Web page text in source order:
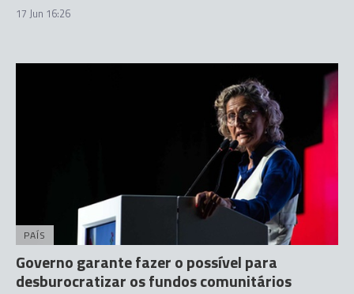
17 Jun 16:26
PAÍS
Governo garante fazer o possível para
desburocratizar os fundos comunitários